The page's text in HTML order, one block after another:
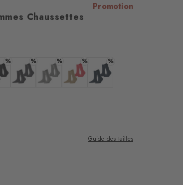
Promotion
Chaussettes
white
%
: black
% % % %
Guide des tailles